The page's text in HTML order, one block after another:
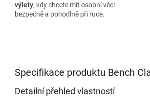
výlety, kdy chcete mít osobní věci
bezpečně a pohodlně při ruce.
Specifikace produktu Bench
Detailní přehled vlastností